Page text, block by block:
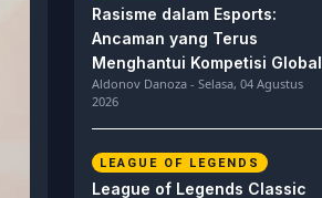
Rasisme dalam Esports:
Ancaman yang Terus
Menghantui Kompetisi Global
Aldonov Danoza - Selasa, 04 Agustus
2026
LEAGUE OF LEGENDS
League of Legends Classic